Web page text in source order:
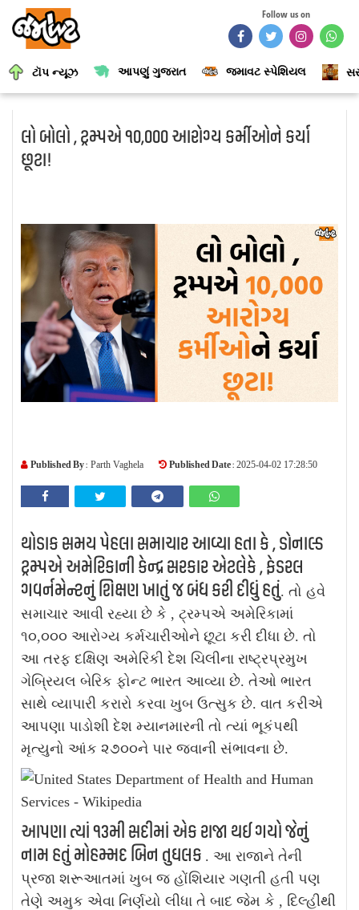
Follow us on
ટૉપ ન્યૂઝ આપણું ગુજરાત જમાવટ સ્પેશિયલ
લો બોલો , ટ્રમ્પએ ૧૦,૦૦૦ આરોગ્ય કર્મીઓને કર્યા
છૂટા!
Published By : Parth Vaghela Published Date : 2025-04-02 17:28:50
થોડાક સમય પેહલા સમાચાર આવ્યા હતા કે , ડોનાલ્ડ
ટ્રમ્પએ અમેરિકાની કેન્દ્ર સરકાર એટલેકે , ફેડરલ
ગવર્નમેન્ટનું શિક્ષણ ખાતું જ બંધ કરી દીધું હતું. તો હવે
સમાચાર આવી રહ્યા છે કે , ટ્રમ્પએ અમેરિકામાં
૧૦,૦૦૦ આરોગ્ય કર્મચારીઓને છૂટા કરી દીધા છે. તો
આ તરફ દક્ષિણ અમેરિકી દેશ ચિલીના રાષ્ટ્રપ્રમુખ
ગેબ્રિયલ બેરિક ફોન્ટ ભારત આવ્યા છે. તેઓ ભારત
સાથે વ્યાપારી કરારો કરવા ખુબ ઉત્સુક છે. વાત કરીએ
આપણા પાડોશી દેશ મ્યાનમારની તો ત્યાં ભૂકંપથી
મૃત્યુનો આંક ૨૭૦૦ને પાર જવાની સંભાવના છે.
આપણા ત્યાં ૧૩મી સદીમાં એક રાજા થઈ ગયો જેનું
નામ હતું મોહમ્મદ બિન તુઘલક . આ રાજાને તેની
પ્રજા શરૂઆતમાં ખુબ જ હોંશિયાર ગણતી હતી પણ
તેણે અમુક એવા નિર્ણયો લીધા તે બાદ જેમ કે , દિલ્હીથી